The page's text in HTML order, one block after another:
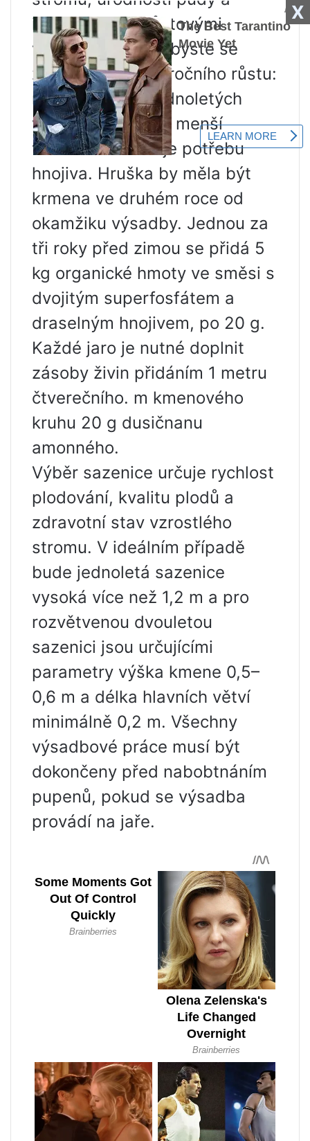
X
individuálními růstovými
vlastnostmi. Měli byste se
zaměřit na délku ročního růstu:
normou je růst jednoletých
výhonků o 40 cm, menší
velikost naznačuje potřebu
hnojiva. Hruška by měla být
krmena ve druhém roce od
okamžiku výsadby. Jednou za
tři roky před zimou se přidá 5
kg organické hmoty ve směsi s
dvojitým superfosfátem a
draselným hnojivem, po 20 g.
Každé jaro je nutné doplnit
zásoby živin přidáním 1 metru
čtverečního. m kmenového
kruhu 20 g dusičnanu
amonného.
Výběr sazenice určuje rychlost
plodování, kvalitu plodů a
zdravotní stav vzrostlého
stromu. V ideálním případě
bude jednoletá sazenice
vysoká více než 1,2 m a pro
rozvětvenou dvouletou
sazenici jsou určujícími
parametry výška kmene 0,5–
0,6 m a délka hlavních větví
minimálně 0,2 m. Všechny
výsadbové práce musí být
dokončeny před nabobtnáním
pupenů, pokud se výsadba
provádí na jaře.